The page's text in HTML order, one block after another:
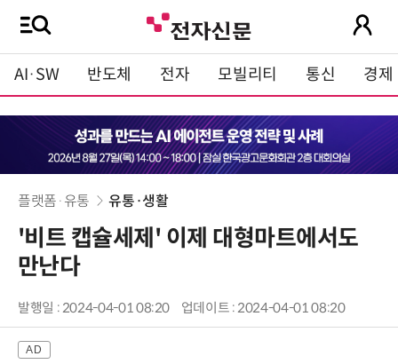
AI·SW 반도체 전자 모빌리티 통신 경제
플랫폼·유통 유통·생활
'비트 캡슐세제' 이제 대형마트에서도
만난다
발행일 : 2024-04-01 08:20 업데이트 : 2024-04-01 08:20